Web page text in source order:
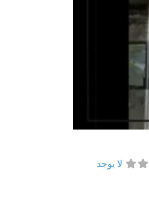
لا يوجد